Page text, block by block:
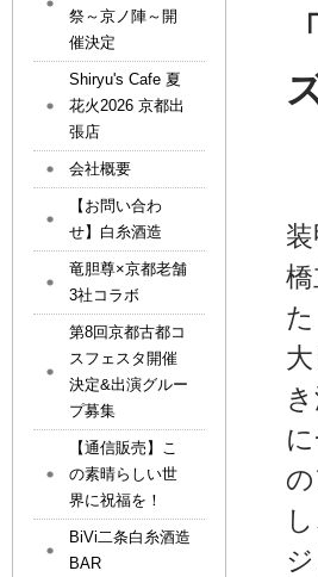
祭～京ノ陣～開
催決定
Shiryu's Cafe 夏
花火2026 京都出
張店
会社概要
【お問い合わ
せ】白糸酒造
竜胆尊×京都老舗
3社コラボ
第8回京都古都コ
スフェスタ開催
決定&出演グルー
プ募集
【通信販売】こ
の素晴らしい世
界に祝福を！
BiVi二条白糸酒造
BAR